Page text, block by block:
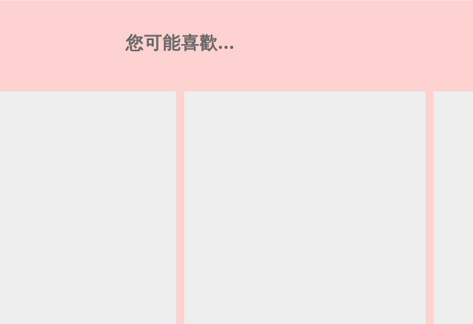
您可能喜歡...